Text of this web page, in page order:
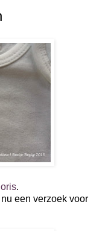
.
een verzoek voor